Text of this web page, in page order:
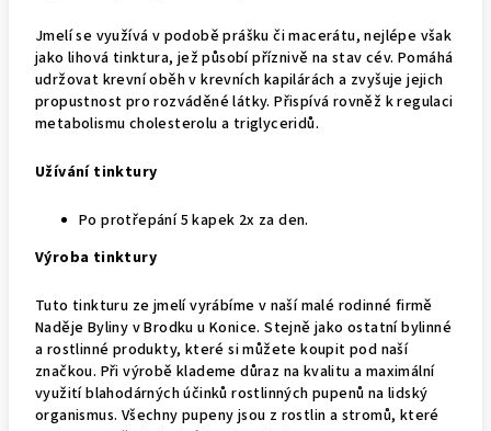
Jmelí se využívá v podobě práškuči macerátu, nejlépe však
jako lihová tinktura, jež působí příznivě na stav cév. Pomáhá
udržovat krevní oběh v krevních kapilárách a zvyšuje jejich
propustnost pro rozváděné látky. Přispívá rovněž k regulaci
metabolismu cholesterolu a triglyceridů.
Užívání tinktury
Po protřepání 5 kapek 2x za den.
Výroba tinktury
Tuto tinkturu ze jmelí vyrábíme v naší malé rodinné firmě
Naděje Byliny v Brodku u Konice. Stejně jako ostatní bylinné
a rostlinné produkty, které si můžete koupit pod naší
značkou. Při výrobě klademe důraz na kvalitu a maximální
využití blahodárných účinků rostlinných pupenů na lidský
organismus. Všechny pupeny jsou z rostlin a stromů, které